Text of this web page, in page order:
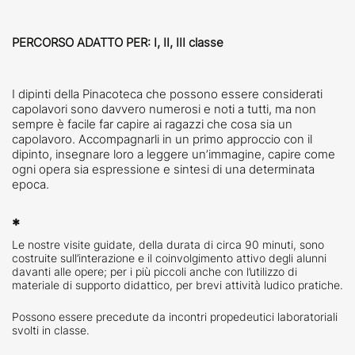
PERCORSO ADATTO PER: I, II, III classe
I dipinti della Pinacoteca che possono essere considerati
capolavori sono davvero numerosi e noti a tutti, ma non
sempre è facile far capire ai ragazzi che cosa sia un
capolavoro. Accompagnarli in un primo approccio con il
dipinto, insegnare loro a leggere un’immagine, capire come
ogni opera sia espressione e sintesi di una determinata
epoca.
*
Le nostre visite guidate, della durata di circa 90 minuti, sono
costruite sull’interazione e il coinvolgimento attivo degli alunni
davanti alle opere; per i più piccoli anche con l’utilizzo di
materiale di supporto didattico, per brevi attività ludico pratiche.
Possono essere precedute da incontri propedeutici laboratoriali
svolti in classe.